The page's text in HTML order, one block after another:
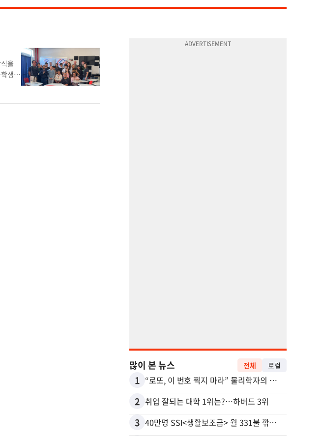
을
생을
든
한인
에
많이 본 뉴스 전체 로컬
1 “로또, 이 번호 찍지 마라” 물리학자의 당첨금 높이는 비밀
2 취업 잘되는 대학 1위는?…하버드 3위
3 40만명 SSI<생활보조금> 월 331불 깎이나